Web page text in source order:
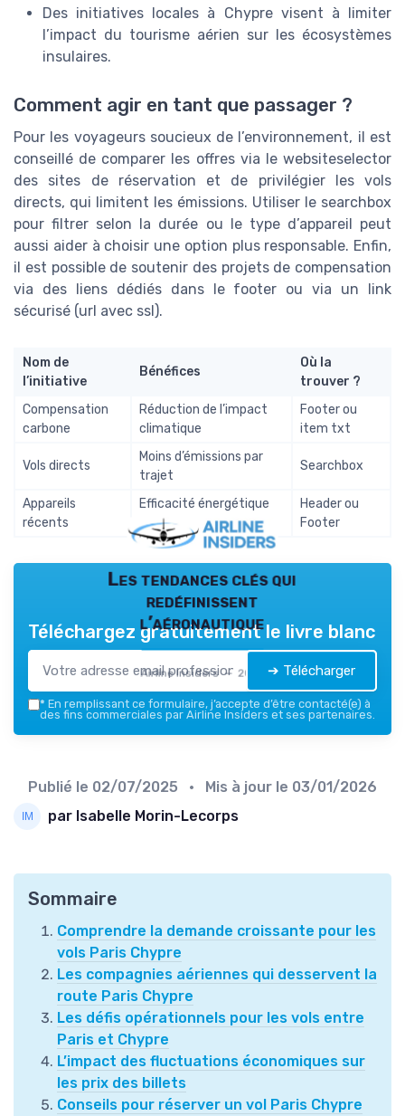
Des initiatives locales à Chypre visent à limiter
l’impact du tourisme aérien sur les écosystèmes
insulaires.
Comment agir en tant que passager ?
Pour les voyageurs soucieux de l’environnement, il est
conseillé de comparer les offres via le websiteselector
des sites de réservation et de privilégier les vols
directs, qui limitent les émissions. Utiliser le searchbox
pour filtrer selon la durée ou le type d’appareil peut
aussi aider à choisir une option plus responsable. Enfin,
il est possible de soutenir des projets de compensation
via des liens dédiés dans le footer ou via un link
sécurisé (url avec ssl).
Nom de
l’initiative
Bénéfices
Où la
trouver ?
Compensation
carbone
Réduction de l’impact
climatique
Footerou
item txt
Vols directs
Moins d’émissions par
trajet
Searchbox
Appareils
récents
Efficacité énergétique
accrue
Headerou
Footer
Les tendances clés qui
redéfinissent
l’aéronautique
Airline Insiders — 2026
Téléchargez gratuitement le livre blanc
➔ Télécharger
* En remplissant ce formulaire, j’accepte d’être contacté(e) à
des fins commerciales par Airline Insiders et ses partenaires.
Publié le 02/07/2025 • Mis à jour le 03/01/2026
par Isabelle Morin-Lecorps
Sommaire
Comprendre la demande croissante pour les
vols Paris Chypre
Les compagnies aériennes qui desservent la
route Paris Chypre
Les défis opérationnels pour les vols entre
Paris et Chypre
L’impact des fluctuations économiques sur
les prix des billets
Conseils pour réserver un vol Paris Chypre